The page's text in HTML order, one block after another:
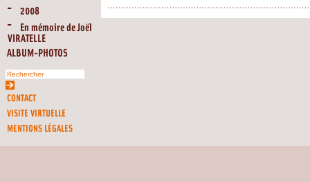
2008
En mémoire de Joël
VIRATELLE
ALBUM-PHOTOS
CONTACT
VISITE VIRTUELLE
MENTIONS LÉGALES